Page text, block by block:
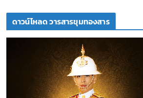
ดาวน์โหลด วารสารขุมทองสาร